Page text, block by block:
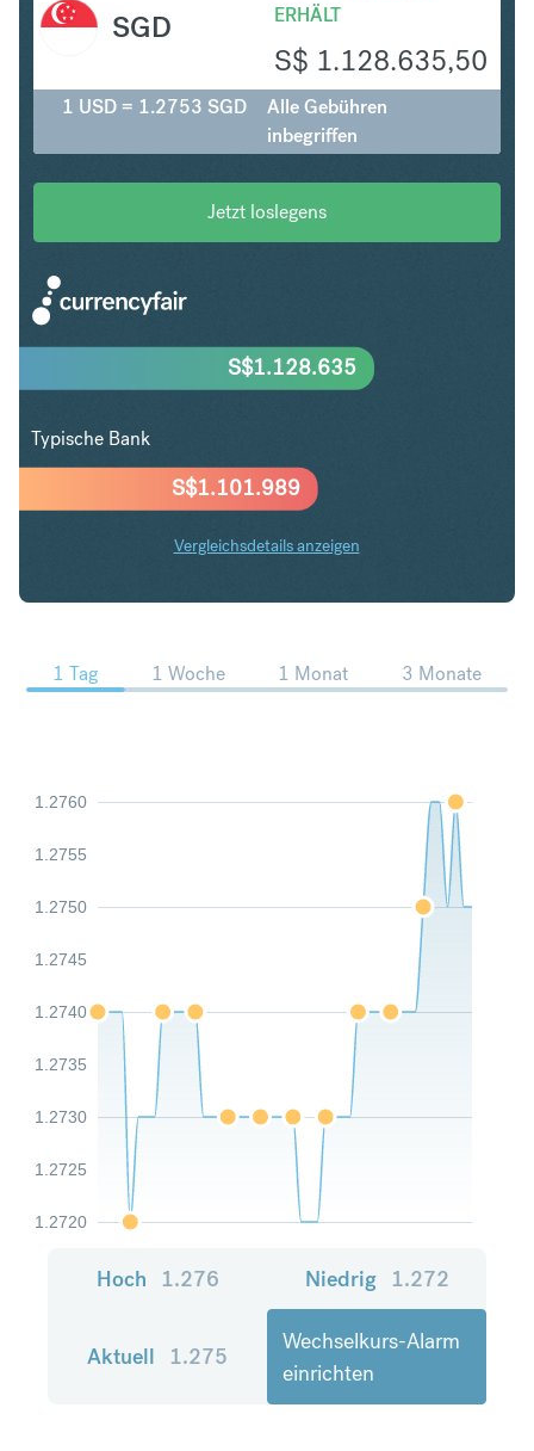
ERHÄLT
S$ 1.128.635,50
SGD
1 USD = 1.2753 SGD
Alle Gebühren
inbegriffen
Jetzt loslegens
S$1.101.989
S$1.128.635
Typische Bank
Vergleichsdetails anzeigen
USD in SGD Trends
1 Tag 1 Woche 1 Monat 3 Monate
1.2720
1.2725
1.2730
1.2735
1.2740
1.2745
1.2750
1.2755
1.2760
Hoch 1.276 Niedrig 1.272
Aktuell 1.275
Wechselkurs-Alarm
einrichten